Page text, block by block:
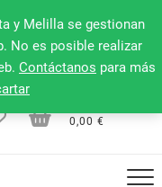
y Melilla se gestionan
No es posible realizar
Contáctanos para más
de
la
0,00 €